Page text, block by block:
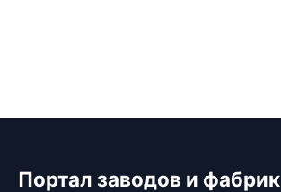
Портал заводов и фабрик